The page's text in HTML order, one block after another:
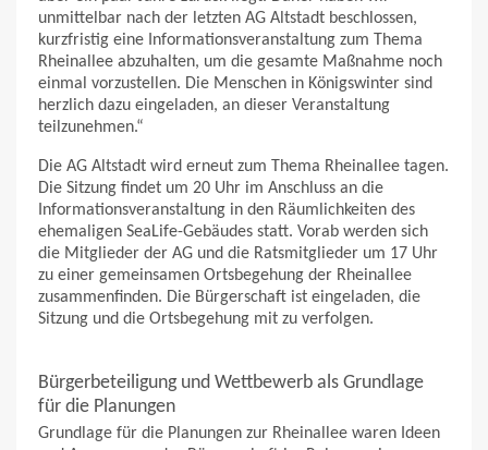
unmittelbar nach der letzten AG Altstadt beschlossen,
kurzfristig eine Informationsveranstaltung zum Thema
Rheinallee abzuhalten, um die gesamte Maßnahme noch
einmal vorzustellen. Die Menschen in Königswinter sind
herzlich dazu eingeladen, an dieser Veranstaltung
teilzunehmen.“
Die AG Altstadt wird erneut zum Thema Rheinallee tagen.
Die Sitzung findet um 20 Uhr im Anschluss an die
Informationsveranstaltung in den Räumlichkeiten des
ehemaligen SeaLife-Gebäudes statt. Vorab werden sich
die Mitglieder der AG und die Ratsmitglieder um 17 Uhr
zu einer gemeinsamen Ortsbegehung der Rheinallee
zusammenfinden. Die Bürgerschaft ist eingeladen, die
Sitzung und die Ortsbegehung mit zu verfolgen.
Bürgerbeteiligung und Wettbewerb als Grundlage
für die Planungen
Grundlage für die Planungen zur Rheinallee waren Ideen